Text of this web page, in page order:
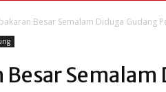
Besar Semalam Diduga Gudang
Besar Semalam